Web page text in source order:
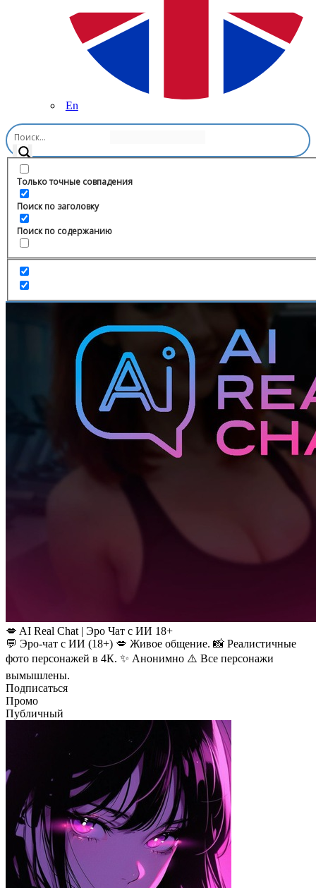
En
Только точные совпадения
Поиск по заголовку
Поиск по содержанию
Главная
💋 AI Real Chat | Эро Чат с ИИ 18+
💬 Эро-чат с ИИ (18+) 💋 Живое общение. 📸 Реалистичные
фото персонажей в 4К. ✨ Анонимно ⚠️ Все персонажи
вымышлены.
Подписаться
Промо
Публичный